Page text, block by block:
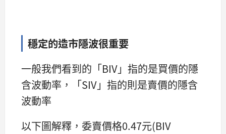
穩定的造市隱波很重要
一般我們看到的「BIV」指的是買價的隱
含波動率，「SIV」指的則是賣價的隱含
波動率
以下圖解釋，委賣價格0.47元(BIV